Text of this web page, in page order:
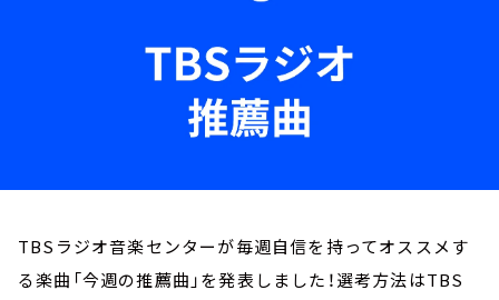
TBSラジオ音楽センターが毎週自信を持ってオススメす
る楽曲「今週の推薦曲」を発表しました！選考方法はTBS